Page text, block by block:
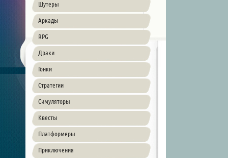
Шутеры
Аркады
RPG
Драки
Гонки
Стратегии
Симуляторы
Квесты
Платформеры
Приключения